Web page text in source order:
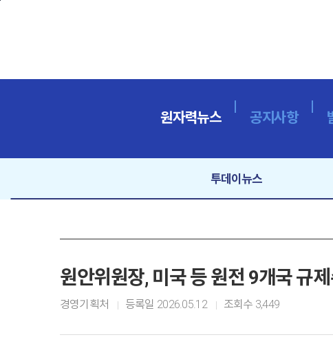
원자력뉴스 공지사항
투데이뉴스
원안위원장, 미국 등 원전 9개국 규
경영기획처 등록일 2026.05.12 조회수 3,449